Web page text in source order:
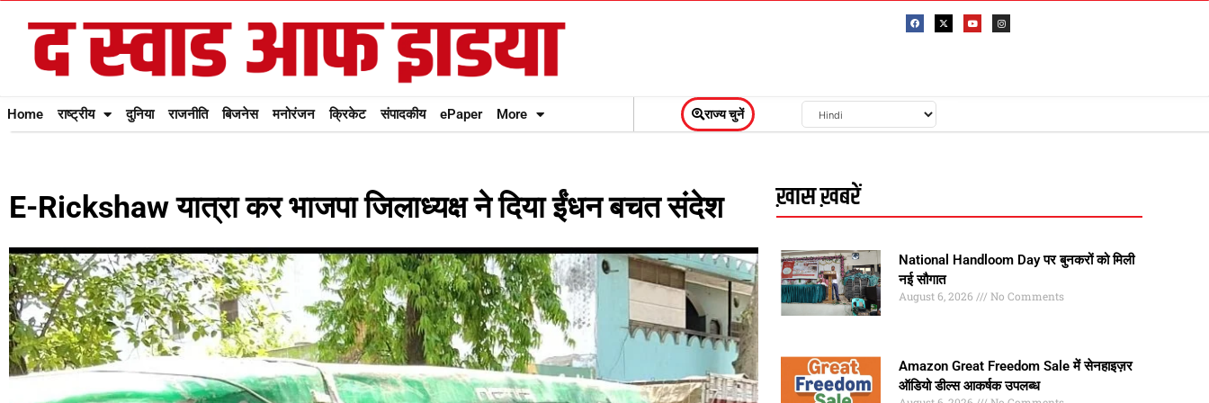
Home राष्ट्रीय दुनिया राजनीति बिजनेस मनोरंजन क्रिकेट संपादकीय ePaper More राज्य चुनें
E-Rickshaw यात्रा कर भाजपा जिलाध्यक्ष ने दिया ईंधन बचत संदेश ख़ास ख़बरें
National Handloom Day पर बुनकरों को मिली
नई सौगात
August 6, 2026 No Comments
Amazon Great Freedom Sale में सेनहाइज़र
ऑडियो डील्स आकर्षक उपलब्ध